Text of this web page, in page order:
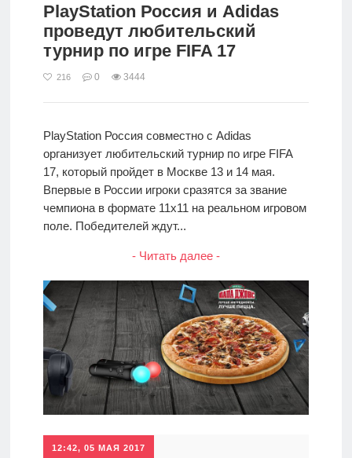
PlayStation Россия и Adidas
проведут любительский
турнир по игре FIFA 17
216 0 3444
PlayStation Россия совместно с Adidas
организует любительский турнир по игре FIFA
17, который пройдет в Москве 13 и 14 мая.
Впервые в России игроки сразятся за звание
чемпиона в формате 11х11 на реальном игровом
поле. Победителей ждут...
- Читать далее -
12:42, 05 МАЯ 2017